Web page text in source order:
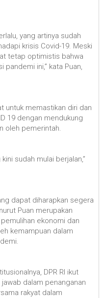
yang artinya sudah
krisis Covid-19. Meski
tetap optimistis bahwa
ini,” kata Puan,
untuk memastikan diri dan
19 dengan mendukung
oleh pemerintah.
sudah mulai berjalan,”
dapat diharapkan segera
Puan merupakan
ekonomi dan
kemampuan dalam
DPR RI ikut
dalam penanganan
rakyat dalam